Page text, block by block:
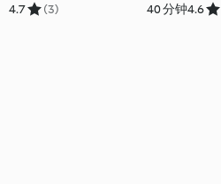
4.7 (3) 40 分钟4.6